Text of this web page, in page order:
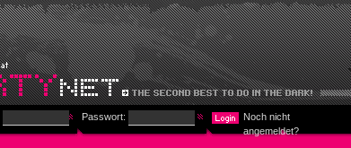
Passwort:
Noch nicht
angemeldet?